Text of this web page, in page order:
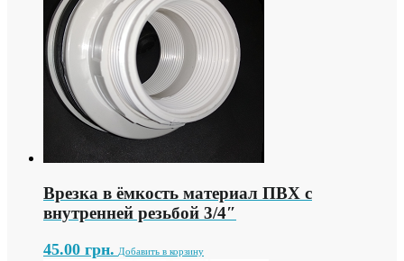
Врезка в ёмкость материал ПВХ с
внутренней резьбой 3/4″
45.00 грн. Добавить в корзину